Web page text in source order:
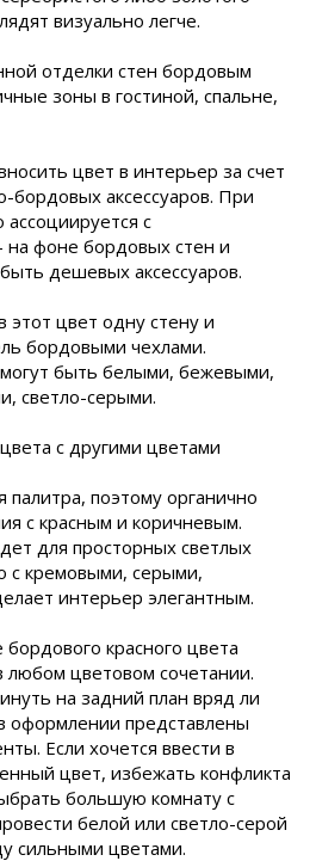
визуально легче.
отделки стен бордовым
зоны в гостиной, спальне,
цвет в интерьер за счет
бордовых аксессуаров. При
с
на фоне бордовых стен и
дешевых аксессуаров.
этот цвет одну стену и
бордовыми чехлами.
быть белыми, бежевыми,
светло-серыми.
с другими цветами
палитра, поэтому органично
с красным и коричневым.
для просторных светлых
с кремовыми, серыми,
интерьер элегантным.
бордового красного цвета
любом цветовом сочетании.
на задний план вряд ли
оформлении представлены
Если хочется ввести в
цвет, избежать конфликта
большую комнату с
белой или светло-серой
сильными цветами.